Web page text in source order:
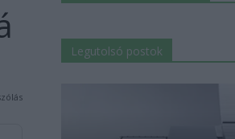
Legutolsó postok